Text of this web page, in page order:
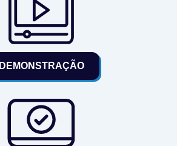
DEMONSTRAÇÃO